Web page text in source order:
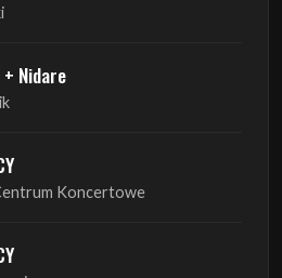
Nidare
Koncertowe